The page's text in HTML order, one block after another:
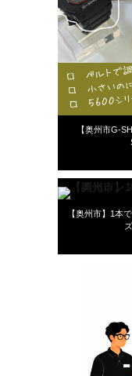
【奥州市G-
2026年6月6日
【奥州市】1本
2026年5月28
スタッフブログ